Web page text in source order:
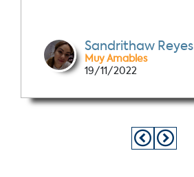
Sandrithaw Reyes
Muy Amables
19/11/2022